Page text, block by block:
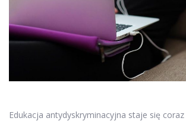
Edukacja antydyskryminacyjna staje się